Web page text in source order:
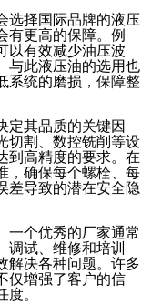
选择国际品牌的液压
有更高的保障。例
以有效减少油压波
与此液压油的选用也
系统的磨损，保障整
定其品质的关键因
切割、数控铣削等设
到高精度的要求。在
，确保每个螺栓、每
差导致的潜在安全隐
一个优秀的厂家通常
调试、维修和培训
解决各种问题。许多
仅增强了客户的信
。